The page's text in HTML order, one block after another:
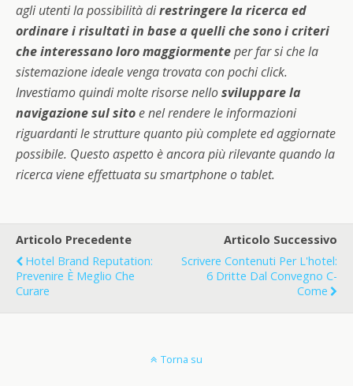
agli utenti la possibilità direstringere la ricerca ed
ordinare i risultati in base a quelli che sono i criteri
che interessano loro maggiormenteper far si che la
sistemazione ideale venga trovata con pochi click.
Investiamo quindi molte risorse nellosviluppare la
navigazione sul sitoe nel rendere le informazioni
riguardanti le strutture quanto più complete ed aggiornate
possibile. Questo aspetto è ancora più rilevante quando la
ricerca viene effettuata su smartphone o tablet.
Articolo Precedente
Hotel Brand Reputation:
Prevenire È Meglio Che
Curare
Articolo Successivo
Scrivere Contenuti Per L'hotel:
6 Dritte Dal Convegno C-
Come
Torna su